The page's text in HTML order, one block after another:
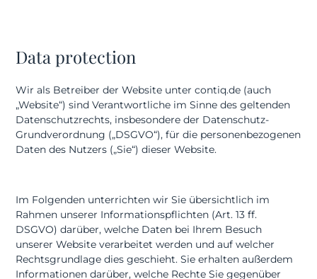
Data protection
Wir als Betreiber der Website unter contiq.de (auch
„Website“) sind Verantwortliche im Sinne des geltenden
Datenschutzrechts, insbesondere der Datenschutz-
Grundverordnung („DSGVO“), für die personenbezogenen
Daten des Nutzers („Sie“) dieser Website.
Im Folgenden unterrichten wir Sie übersichtlich im
Rahmen unserer Informationspflichten (Art. 13 ff.
DSGVO) darüber, welche Daten bei Ihrem Besuch
unserer Website verarbeitet werden und auf welcher
Rechtsgrundlage dies geschieht. Sie erhalten außerdem
Informationen darüber, welche Rechte Sie gegenüber